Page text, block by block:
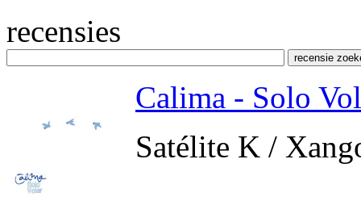
recensies
Calima - Solo
Satélite K /